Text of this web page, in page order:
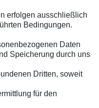
erfolgen ausschließlich
Bedingungen.
Daten
Speicherung durch uns
Dritten, soweit
für den